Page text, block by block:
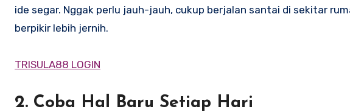
ide segar. Nggak perlu jauh-jauh, cukup berjalan santai di sekitar
berpikir lebih jernih.
TRISULA88 LOGIN
2. Coba Hal Baru Setiap Hari